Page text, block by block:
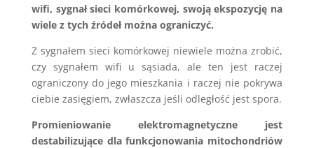
wifi, sygnał sieci komórkowej, swoją ekspozycję na
wiele z tych źródeł można ograniczyć.
Z sygnałem sieci komórkowej niewiele można zrobić,
czy sygnałem wifi u sąsiada, ale ten jest raczej
ograniczony do jego mieszkania i raczej nie pokrywa
ciebie zasięgiem, zwłaszcza jeśli odległość jest spora.
Promieniowanie elektromagnetyczne jest
destabilizujące dla funkcjonowania mitochondriów